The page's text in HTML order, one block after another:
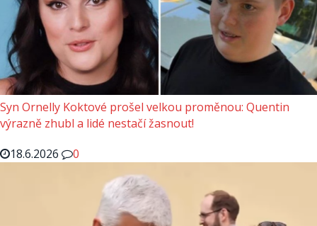
Syn Ornelly Koktové prošel velkou proměnou: Quentin
výrazně zhubl a lidé nestačí žasnout!
18.6.2026
0